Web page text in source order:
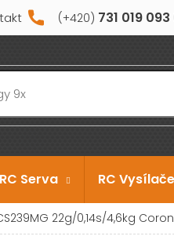
731 019 093
RC Serva RC
22g/0,14s/4,6kg